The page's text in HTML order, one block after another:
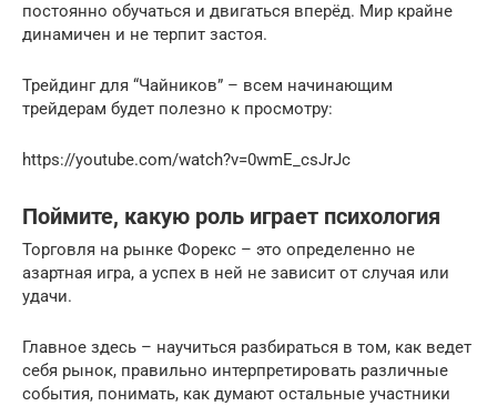
постоянно обучаться и двигаться вперёд. Мир крайне
динамичен и не терпит застоя.
Трейдинг для “Чайников” – всем начинающим
трейдерам будет полезно к просмотру:
https://youtube.com/watch?v=0wmE_csJrJc
Поймите, какую роль играет психология
Торговля на рынке Форекс – это определенно не
азартная игра, а успех в ней не зависит от случая или
удачи.
Главное здесь – научиться разбираться в том, как ведет
себя рынок, правильно интерпретировать различные
события, понимать, как думают остальные участники